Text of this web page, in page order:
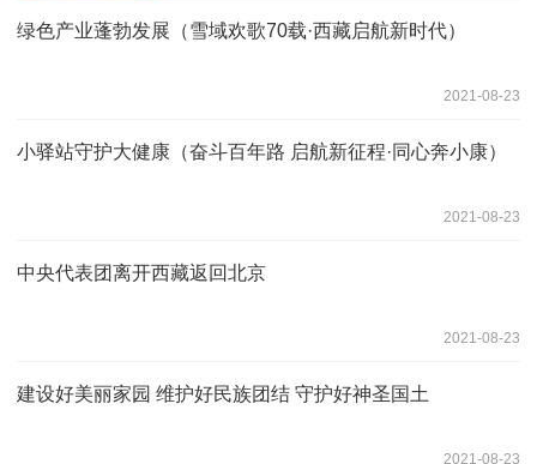
绿色产业蓬勃发展（雪域欢歌70载·西藏启航新时代）
2021-08-23
小驿站守护大健康（奋斗百年路 启航新征程·同心奔小康）
2021-08-23
中央代表团离开西藏返回北京
2021-08-23
建设好美丽家园 维护好民族团结 守护好神圣国土
2021-08-23